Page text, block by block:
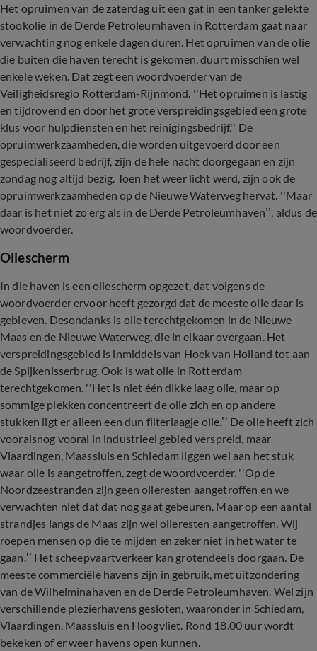
Het opruimen van de zaterdag uit een gat in een tanker gelekte
stookolie in de Derde Petroleumhaven in Rotterdam gaat naar
verwachting nog enkele dagen duren. Het opruimen van de olie
die buiten die haven terecht is gekomen, duurt misschien wel
enkele weken. Dat zegt een woordvoerder van de
Veiligheidsregio Rotterdam-Rijnmond. ''Het opruimen is lastig
en tijdrovend en door het grote verspreidingsgebied een grote
klus voor hulpdiensten en het reinigingsbedrijf.'' De
opruimwerkzaamheden, die worden uitgevoerd door een
gespecialiseerd bedrijf, zijn de hele nacht doorgegaan en zijn
zondag nog altijd bezig. Toen het weer licht werd, zijn ook de
opruimwerkzaamheden op de Nieuwe Waterweg hervat. ''Maar
daar is het niet zo erg als in de Derde Petroleumhaven’’, aldus de
woordvoerder.
Oliescherm
In die haven is een oliescherm opgezet, dat volgens de
woordvoerder ervoor heeft gezorgd dat de meeste olie daar is
gebleven. Desondanks is olie terechtgekomen in de Nieuwe
Maas en de Nieuwe Waterweg, die in elkaar overgaan. Het
verspreidingsgebied is inmiddels van Hoek van Holland tot aan
de Spijkenisserbrug. Ook is wat olie in Rotterdam
terechtgekomen. ''Het is niet één dikke laag olie, maar op
sommige plekken concentreert de olie zich en op andere
stukken ligt er alleen een dun filterlaagje olie.’’ De olie heeft zich
vooralsnog vooral in industrieel gebied verspreid, maar
Vlaardingen, Maassluis en Schiedam liggen wel aan het stuk
waar olie is aangetroffen, zegt de woordvoerder. ''Op de
Noordzeestranden zijn geen olieresten aangetroffen en we
verwachten niet dat dat nog gaat gebeuren. Maar op een aantal
strandjes langs de Maas zijn wel olieresten aangetroffen. Wij
roepen mensen op die te mijden en zeker niet in het water te
gaan.’’ Het scheepvaartverkeer kan grotendeels doorgaan. De
meeste commerciële havens zijn in gebruik, met uitzondering
van de Wilhelminahaven en de Derde Petroleumhaven. Wel zijn
verschillende plezierhavens gesloten, waaronder in Schiedam,
Vlaardingen, Maassluis en Hoogvliet. Rond 18.00 uur wordt
bekeken of er weer havens open kunnen.